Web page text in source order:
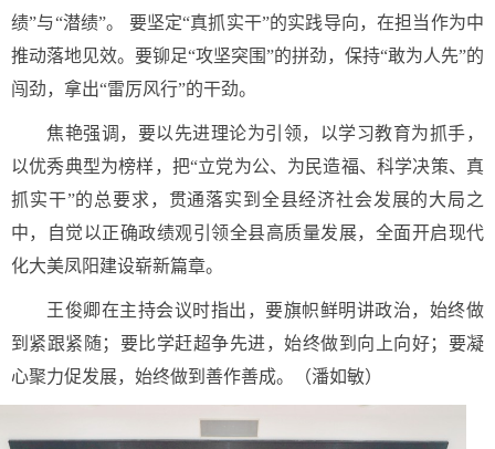
绩”与“潜绩”。 要坚定“真抓实干”的实践导向，在担当作为中
推动落地见效。要铆足“攻坚突围”的拼劲，保持“敢为人先”的
闯劲，拿出“雷厉风行”的干劲。
焦艳强调，要以先进理论为引领，以学习教育为抓手，
以优秀典型为榜样，把“立党为公、为民造福、科学决策、真
抓实干”的总要求，贯通落实到全县经济社会发展的大局之
中，自觉以正确政绩观引领全县高质量发展，全面开启现代
化大美凤阳建设崭新篇章。
王俊卿在主持会议时指出，要旗帜鲜明讲政治，始终做
到紧跟紧随；要比学赶超争先进，始终做到向上向好；要凝
心聚力促发展，始终做到善作善成。（潘如敏）